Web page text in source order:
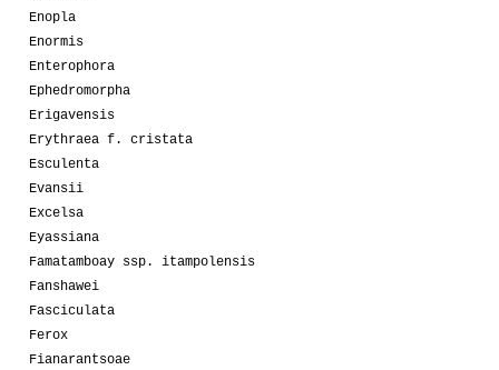
Enopla
Enormis
Enterophora
Ephedromorpha
Erigavensis
Erythraea f. cristata
Esculenta
Evansii
Excelsa
Eyassiana
Famatamboay ssp. itampolensis
Fanshawei
Fasciculata
Ferox
Fianarantsoae